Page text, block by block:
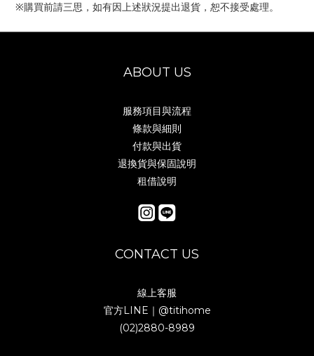
※購買前請三思，如有因上述狀況提出退貨，恕不接受處理。
ABOUT US
服務項目與流程
條款與細則
付款與出貨
退換貨與保固說明
租借說明
CONTACT US
線上客服
官方LINE｜ @titihome
(02)2880-8989